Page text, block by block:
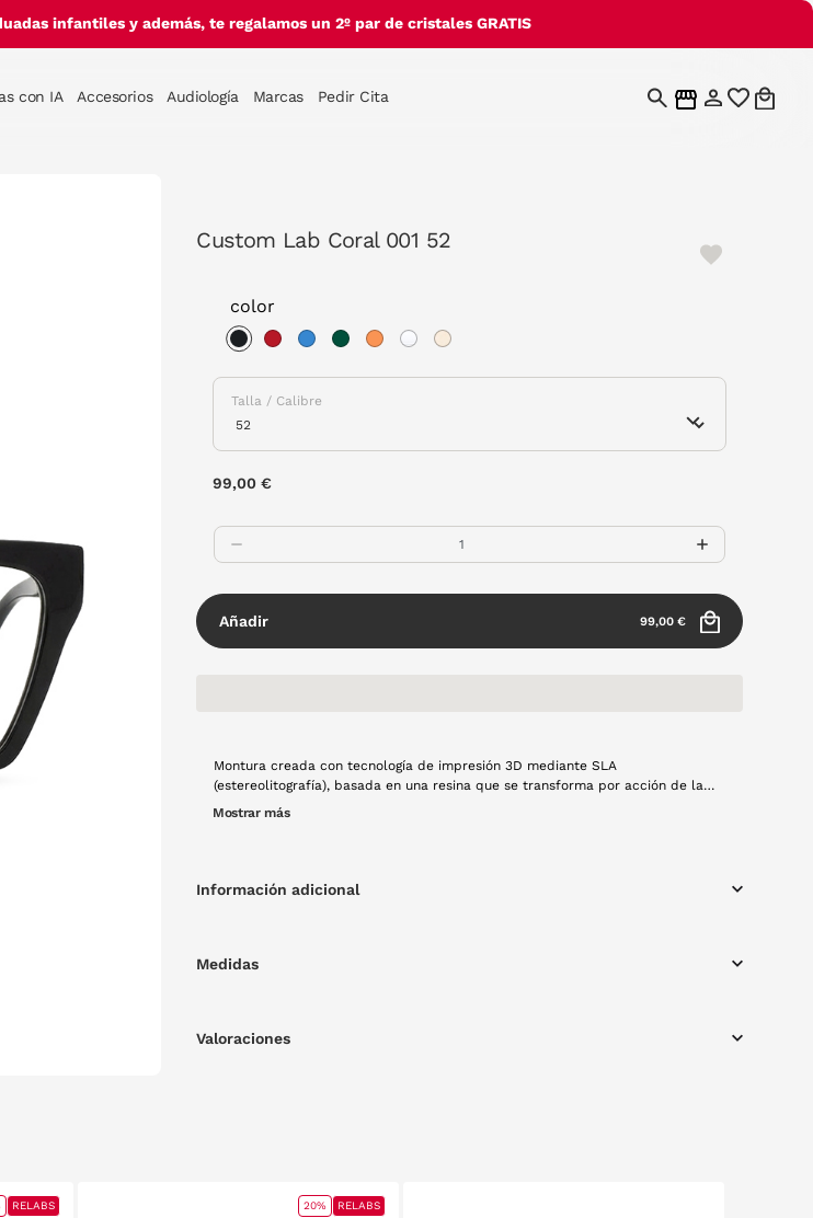
infantiles y además, te regalamos un 2º par de cristales GRATIS
con IA Accesorios Audiología Marcas Pedir Cita
Custom Lab Coral 001 52
color
Talla / Calibre
99,00 €
Añadir 99,00 €
Montura creada con tecnología de impresión 3D mediante SLA
(estereolitografía), basada en una resina que se transforma por acción de la
luz en una montura estética premium con acabado translúcido de alta
mucho cariño y usando tecnología 100% española y producción local.
Mostrar más
Información adicional
Medidas
Valoraciones
RELABS 20% RELABS